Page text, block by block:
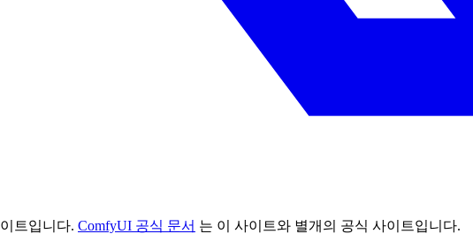
트입니다. ComfyUI 공식 문서 는 이 사이트와 별개의 공식 사이트입니다.